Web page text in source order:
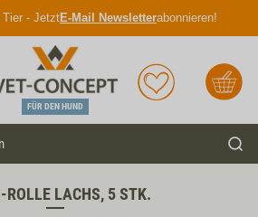
Tier - JetztE-Mail Newsletterabonnieren!
FÜR DEN HUND
Merkliste Warenkorb
ROLLE LACHS, 5 STK.